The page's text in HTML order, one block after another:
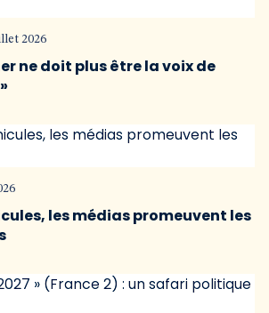
2026
ne doit plus être la voix de
les médias promeuvent les